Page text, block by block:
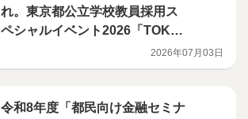
れ。東京都公立学校教員採用ス
ペシャルイベント2026「TOKY
O 教育 Festa！」開催 「東京
都の教員」という職業に興味の
2026年07月03日
令和8年度「都民向け金融セミナ